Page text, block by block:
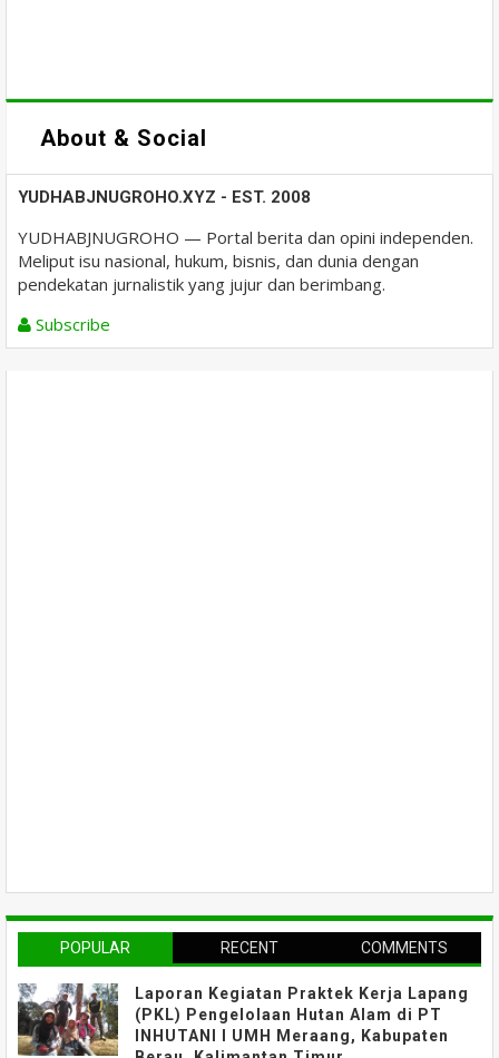
About & Social
YUDHABJNUGROHO.XYZ - EST. 2008
YUDHABJNUGROHO — Portal berita dan opini independen.
Meliput isu nasional, hukum, bisnis, dan dunia dengan
pendekatan jurnalistik yang jujur dan berimbang.
Subscribe
POPULAR RECENT COMMENTS
Laporan Kegiatan Praktek Kerja Lapang
(PKL) Pengelolaan Hutan Alam di PT
INHUTANI I UMH Meraang, Kabupaten